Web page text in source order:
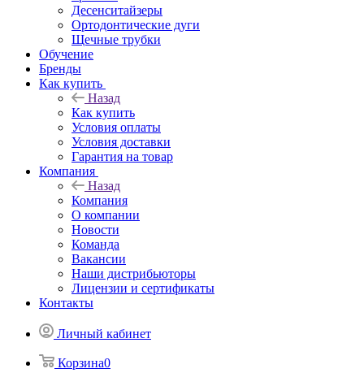
Десенситайзеры
Ортодонтические дуги
Щечные трубки
Обучение
Бренды
Как купить
Назад
Как купить
Условия оплаты
Условия доставки
Гарантия на товар
Компания
Назад
Компания
О компании
Новости
Команда
Вакансии
Наши дистрибьюторы
Лицензии и сертификаты
Контакты
Личный кабинет
Корзина0